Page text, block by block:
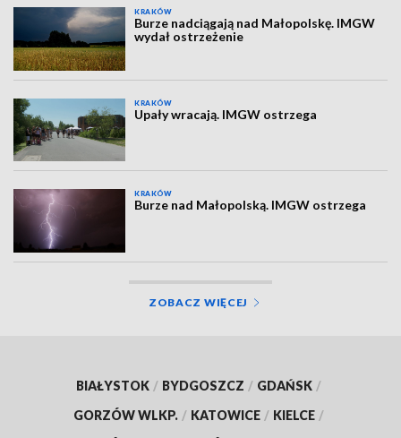
KRAKÓW
Burze nadciągają nad Małopolskę. IMGW
wydał ostrzeżenie
KRAKÓW
Upały wracają. IMGW ostrzega
KRAKÓW
Burze nad Małopolską. IMGW ostrzega
ZOBACZ WIĘCEJ
BIAŁYSTOK / BYDGOSZCZ / GDAŃSK /
GORZÓW WLKP. / KATOWICE / KIELCE /